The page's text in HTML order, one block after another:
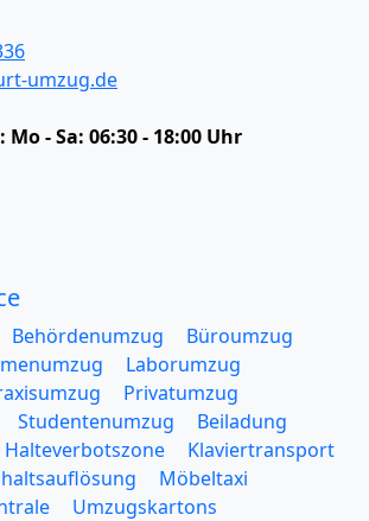
umzug.de
Mo - Sa: 06:30 - 18:00 Uhr
Behördenumzug
Büroumzug
Laborumzug
Privatumzug
Studentenumzug
Beiladung
Halteverbotszone
Klaviertransport
Möbeltaxi
Umzugskartons